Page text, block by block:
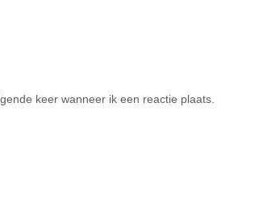
keer wanneer ik een reactie plaats.